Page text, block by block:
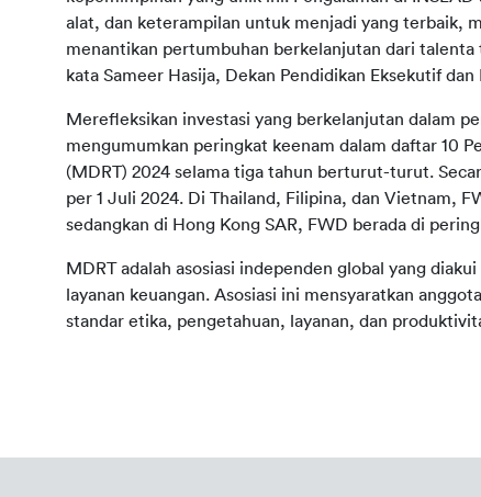
alat, dan keterampilan untuk menjadi yang terbaik,
menantikan pertumbuhan berkelanjutan dari
kata Sameer Hasija, Dekan Pendidikan Eksekutif
Merefleksikan investasi yang berkelanjutan dalam
mengumumkan peringkat keenam dalam daftar 10
(MDRT) 2024 selama tiga tahun berturut-turut.
per 1 Juli 2024. Di Thailand, Filipina, dan Vietnam,
sedangkan di Hong Kong SAR, FWD berada di
MDRT adalah asosiasi independen global yang
layanan keuangan. Asosiasi ini mensyaratkan
standar etika, pengetahuan, layanan, dan